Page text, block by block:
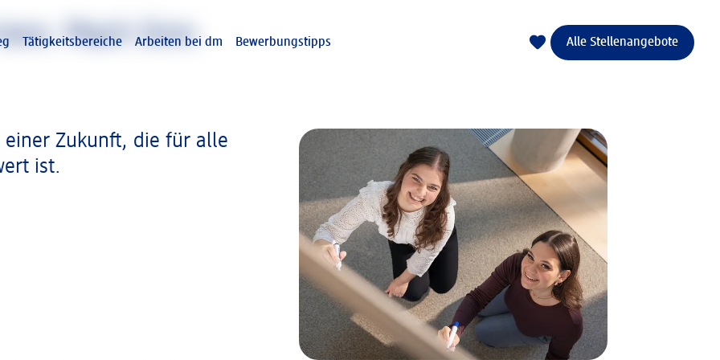
Tätigkeitsbereiche Arbeiten bei dm Bewerbungstipps Alle Stellenangebote
Mach Sinn.
Zukunft, die für alle
ist.